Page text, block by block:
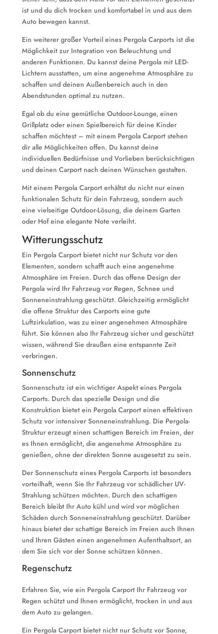
ist und du dich trocken und komfortabel in und aus dem
Auto bewegen kannst.
Ein weiterer großer Vorteil eines Pergola Carports ist die
Möglichkeit zur Integration von Beleuchtung und
anderen Funktionen. Du kannst deine Pergola mit LED-
Lichtern ausstatten, um eine angenehme Atmosphäre zu
schaffen und deinen Außenbereich auch in den
Abendstunden optimal zu nutzen.
Egal ob du eine gemütliche Outdoor-Lounge, einen
Grillplatz oder einen Spielbereich für deine Kinder
schaffen möchtest – mit einem Pergola Carport stehen
dir alle Möglichkeiten offen. Du kannst deine
individuellen Bedürfnisse und Vorlieben berücksichtigen
und deinen Carport nach deinen Wünschen gestalten.
Mit einem Pergola Carport erhältst du nicht nur einen
funktionalen Schutz für dein Fahrzeug, sondern auch
eine vielseitige Outdoor-Lösung, die deinem Garten
oder Hof eine elegante Note verleiht.
Witterungsschutz
Ein Pergola Carport bietet nicht nur Schutz vor den
Elementen, sondern schafft auch eine angenehme
Atmosphäre im Freien. Durch das offene Design der
Pergola wird Ihr Fahrzeug vor Regen, Schnee und
Sonneneinstrahlung geschützt. Gleichzeitig ermöglicht
die offene Struktur des Carports eine gute
Luftzirkulation, was zu einer angenehmen Atmosphäre
führt. Sie können also Ihr Fahrzeug sicher und geschützt
wissen, während Sie draußen eine entspannte Zeit
verbringen.
Sonnenschutz
Sonnenschutz ist ein wichtiger Aspekt eines Pergola
Carports. Durch das spezielle Design und die
Konstruktion bietet ein Pergola Carport einen effektiven
Schutz vor intensiver Sonneneinstrahlung. Die Pergola-
Struktur erzeugt einen schattigen Bereich im Freien, der
es Ihnen ermöglicht, die angenehme Atmosphäre zu
genießen, ohne der direkten Sonne ausgesetzt zu sein.
Der Sonnenschutz eines Pergola Carports ist besonders
vorteilhaft, wenn Sie Ihr Fahrzeug vor schädlicher UV-
Strahlung schützen möchten. Durch den schattigen
Bereich bleibt Ihr Auto kühl und wird vor möglichen
Schäden durch Sonneneinstrahlung geschützt. Darüber
hinaus bietet der schattige Bereich im Freien auch Ihnen
und Ihren Gästen einen angenehmen Aufenthaltsort, an
dem Sie sich vor der Sonne schützen können.
Regenschutz
Erfahren Sie, wie ein Pergola Carport Ihr Fahrzeug vor
Regen schützt und Ihnen ermöglicht, trocken in und aus
dem Auto zu gelangen.
Ein Pergola Carport bietet nicht nur Schutz vor Sonne,